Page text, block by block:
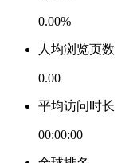
0.00%
人均浏览页数
0.00
平均访问时长
00:00:00